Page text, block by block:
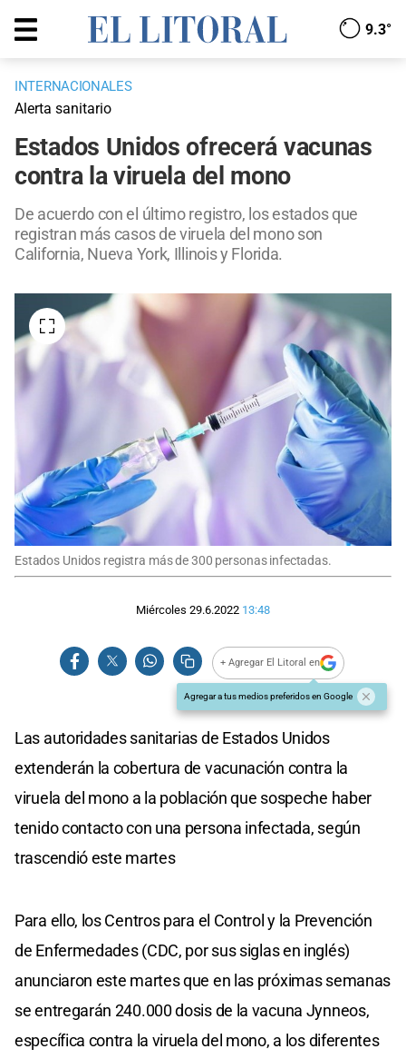
9.3°
INTERNACIONALES
Alerta sanitario
Estados Unidos ofrecerá vacunas
contra la viruela del mono
De acuerdo con el último registro, los estados que
registran más casos de viruela del mono son
California, Nueva York, Illinois y Florida.
Estados Unidos registra más de 300 personas infectadas.
Miércoles 29.6.2022 13:48
+ Agregar El Litoral en
Agregar a tus medios preferidos en Google
Las autoridades sanitarias de Estados Unidos
extenderán la cobertura de vacunación contra la
viruela del mono a la población que sospeche haber
tenido contacto con una persona infectada, según
trascendió este martes
Para ello, los Centros para el Control y la Prevención
de Enfermedades (CDC, por sus siglas en inglés)
anunciaron este martes que en las próximas semanas
se entregarán 240.000 dosis de la vacuna Jynneos,
específica contra la viruela del mono, a los diferentes